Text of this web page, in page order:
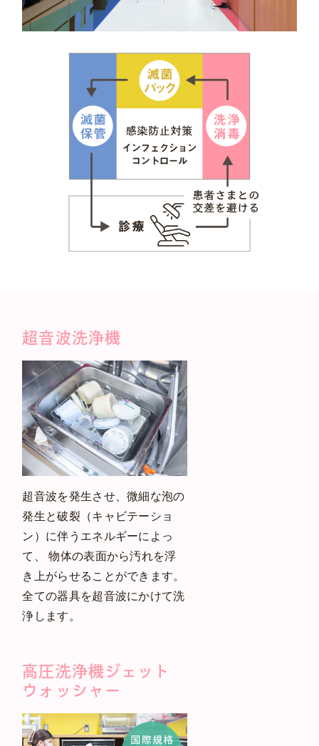
超音波洗浄機
超音波を発生させ、微細な泡の
発生と破裂（キャビテーショ
ン）に伴うエネルギーによっ
て、 物体の表面から汚れを浮
き上がらせることができます。
全ての器具を超音波にかけて洗
浄します。
高圧洗浄機 ジェット
ウォッシャー